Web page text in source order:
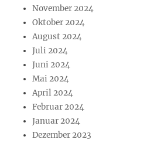
November 2024
Oktober 2024
August 2024
Juli 2024
Juni 2024
Mai 2024
April 2024
Februar 2024
Januar 2024
Dezember 2023